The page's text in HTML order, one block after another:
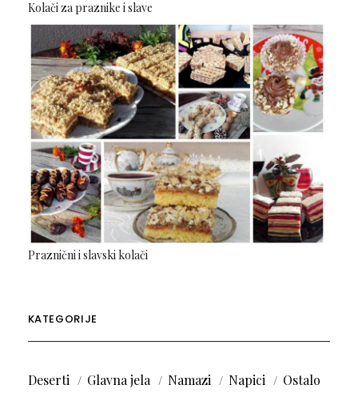
Kolači za praznike i slave
Praznični i slavski kolači
KATEGORIJE
Deserti Glavna jela Namazi Napici
Ostalo